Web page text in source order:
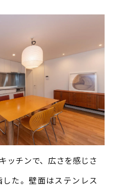
ッチンで、広さを感じさ
た。壁面はステンレス